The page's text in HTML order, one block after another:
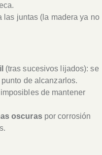
las juntas (la madera ya no
(tras sucesivos lijados): se
de alcanzarlos.
de mantener
oscuraspor corrosión